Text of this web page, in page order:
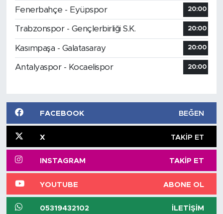
Fenerbahçe - Eyüpspor 20:00
Trabzonspor - Gençlerbirliği S.K. 20:00
Kasımpaşa - Galatasaray 20:00
Antalyaspor - Kocaelispor 20:00
FACEBOOK BEĞEN
X TAKIP ET
INSTAGRAM TAKIP ET
YOUTUBE ABONE OL
05319432102 İLETIŞIM